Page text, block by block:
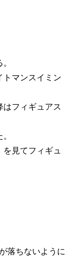
トマンスイミン
フィギュアス
を見てフィギュ
落ちないように